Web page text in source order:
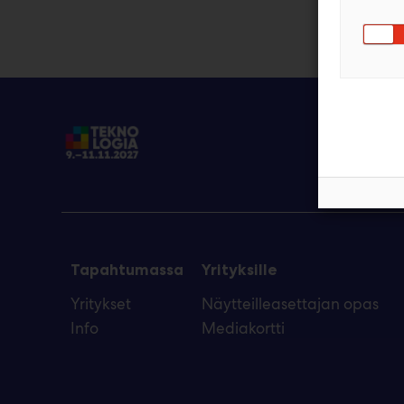
Tapahtumassa
Yritykset
Info
Yrityksille
Näytteilleasettajan opas
Mediakortti